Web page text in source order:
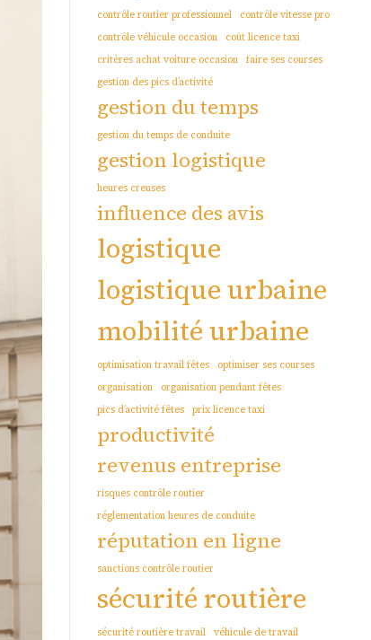
contrôle routier professionnel
contrôle vitesse pro
contrôle véhicule occasion
coût licence taxi
critères achat voiture occasion faire ses courses
gestion des pics d’activité
gestion du temps
gestion du temps de conduite
gestion logistique
heures creuses
influence des avis
logistique
logistique urbaine
mobilité urbaine
optimisation travail fêtes
optimiser ses courses
organisation
organisation pendant fêtes
pics d’activité fêtes prix licence taxi
productivité
revenus entreprise
risques contrôle routier
réglementation heures de conduite
réputation en ligne
sanctions contrôle routier
sécurité routière
sécurité routière travail véhicule de travail